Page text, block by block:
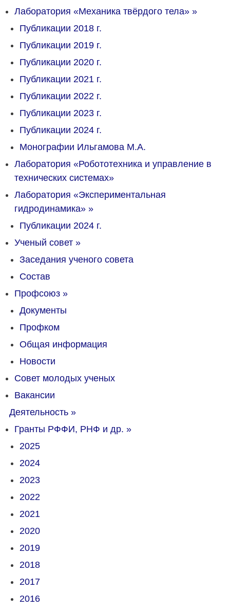
Лаборатория «Механика твёрдого тела» »
Публикации 2018 г.
Публикации 2019 г.
Публикации 2020 г.
Публикации 2021 г.
Публикации 2022 г.
Публикации 2023 г.
Публикации 2024 г.
Монографии Ильгамова М.А.
Лаборатория «Робототехника и управление в
технических системах»
Лаборатория «Экспериментальная
гидродинамика» »
Публикации 2024 г.
Ученый совет »
Заседания ученого совета
Состав
Профсоюз »
Документы
Профком
Общая информация
Новости
Совет молодых ученых
Вакансии
Деятельность »
Гранты РФФИ, РНФ и др. »
2025
2024
2023
2022
2021
2020
2019
2018
2017
2016